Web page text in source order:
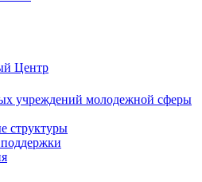
Центр
учреждений молодежной сферы
структуры